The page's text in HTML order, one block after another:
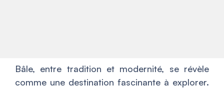
Bâle, entre tradition et modernité, se révèle
comme une destination fascinante à explorer.